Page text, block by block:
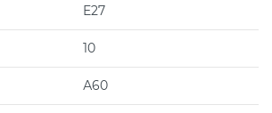
E27
10
А60